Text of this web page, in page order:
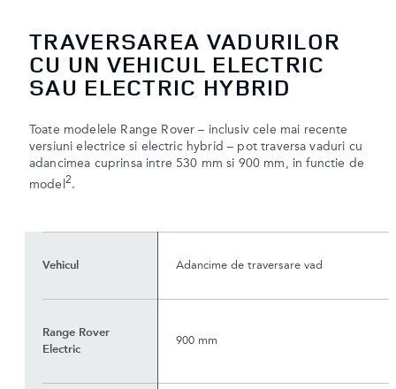
TRAVERSAREA VADURILOR
CU UN VEHICUL ELECTRIC
SAU ELECTRIC HYBRID
Toate modelele Range Rover – inclusiv cele mai recente
versiuni electrice si electric hybrid – pot traversa vaduri cu
adancimea cuprinsa intre 530 mm si 900 mm, in functie de
model 2.
Vehicul Adancime de traversare vad
Range Rover
Electric
900 mm